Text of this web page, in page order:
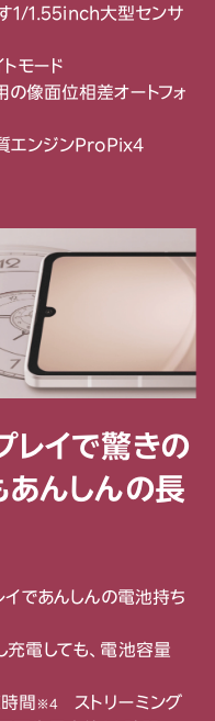
1/1.55inch大型センサ
モード
像面位相差オートフォ
エンジンProPix4
レイで驚きの
あんしんの長
イであんしんの電池持ち
電しても、電池容量
間 ※4ストリーミング